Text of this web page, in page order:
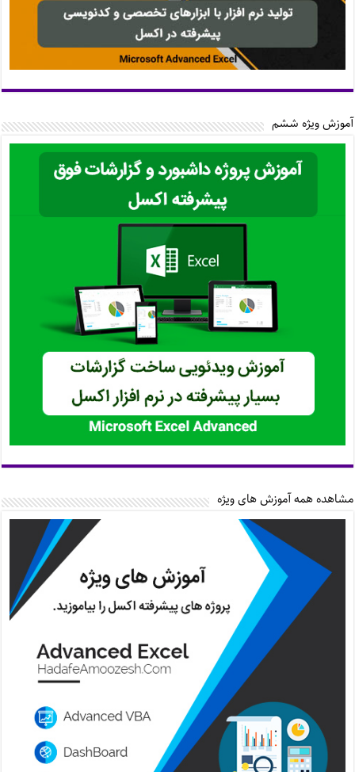
آموزش ویژه ششم
مشاهده همه آموزش های ویژه